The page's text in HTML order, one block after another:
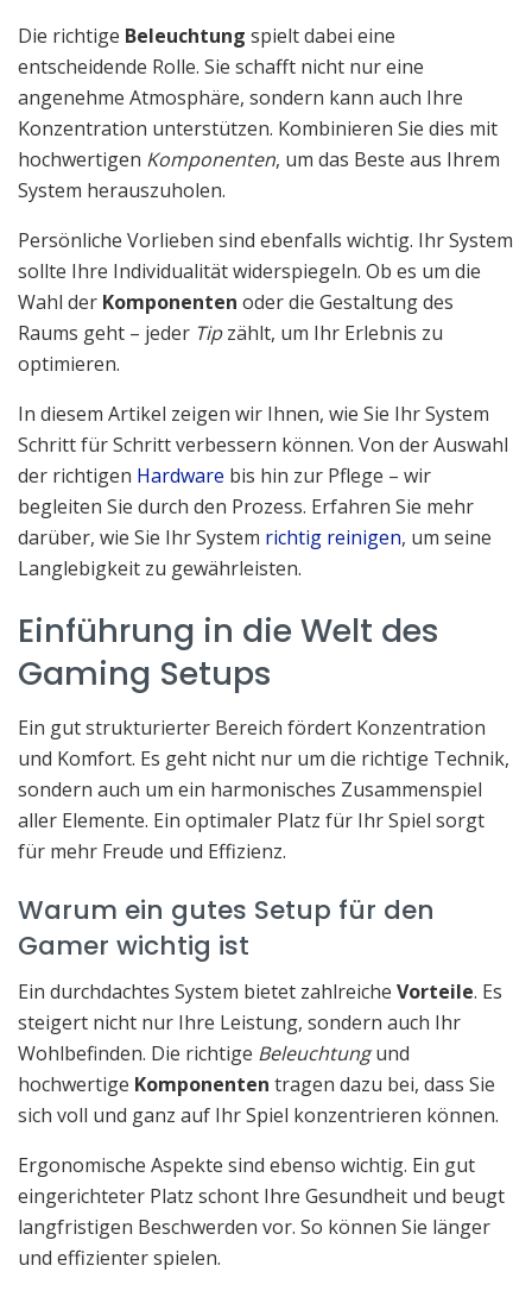
Die richtige Beleuchtung spielt dabei eine
entscheidende Rolle. Sie schafft nicht nur eine
angenehme Atmosphäre, sondern kann auch Ihre
Konzentration unterstützen. Kombinieren Sie dies mit
hochwertigen Komponenten, um das Beste aus Ihrem
System herauszuholen.
Persönliche Vorlieben sind ebenfalls wichtig. Ihr System
sollte Ihre Individualität widerspiegeln. Ob es um die
Wahl der Komponenten oder die Gestaltung des
Raums geht – jeder Tipzählt, um Ihr Erlebnis zu
optimieren.
In diesem Artikel zeigen wir Ihnen, wie Sie Ihr System
Schritt für Schritt verbessern können. Von der Auswahl
der richtigen Hardware bis hin zur Pflege – wir
begleiten Sie durch den Prozess. Erfahren Sie mehr
darüber, wie Sie Ihr System richtig reinigen, um seine
Langlebigkeit zu gewährleisten.
Einführung in die Welt des
Gaming Setups
Ein gut strukturierter Bereich fördert Konzentration
und Komfort. Es geht nicht nur um die richtige Technik,
sondern auch um ein harmonisches Zusammenspiel
aller Elemente. Ein optimaler Platz für Ihr Spiel sorgt
für mehr Freude und Effizienz.
Warum ein gutes Setup für den
Gamer wichtig ist
Ein durchdachtes System bietet zahlreiche Vorteile. Es
steigert nicht nur Ihre Leistung, sondern auch Ihr
Wohlbefinden. Die richtige Beleuchtungund
hochwertige Komponenten tragen dazu bei, dass Sie
sich voll und ganz auf Ihr Spiel konzentrieren können.
Ergonomische Aspekte sind ebenso wichtig. Ein gut
eingerichteter Platz schont Ihre Gesundheit und beugt
langfristigen Beschwerden vor. So können Sie länger
und effizienter spielen.